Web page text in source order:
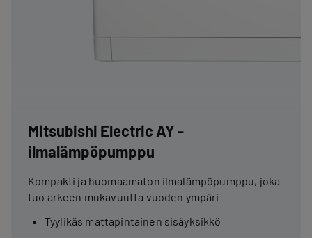
Mitsubishi Electric AY -
ilmalämpöpumppu
Kompakti ja huomaamaton ilmalämpöpumppu, joka
tuo arkeen mukavuutta vuoden ympäri
Tyylikäs mattapintainen sisäyksikkö